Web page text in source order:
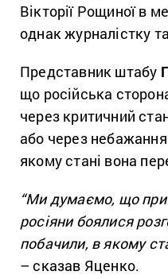
Вікторії Рощиної в
однак журналістку
Представник штабу
що російська
через критичний
або через небажання
якому стані вона
“Ми думаємо, що
росіяни боялися
побачили, в якому
– сказав Яценко.